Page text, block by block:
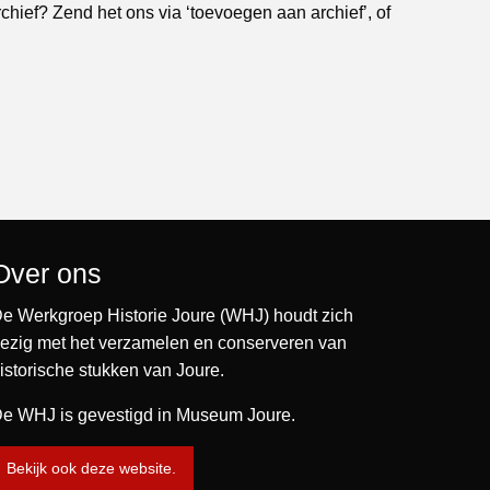
Zend het ons via ‘toevoegen aan archief’, of
ons
Werkgroep Historie Joure (WHJ) houdt zich
met het verzamelen en conserveren van
stukken van Joure.
WHJ is gevestigd in Museum Joure.
Bekijk ook deze website.